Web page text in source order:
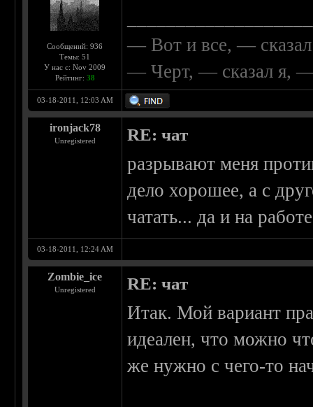
Сообщений: 936
Темы: 51
У нас с: Nov 2009
Рейтинг: 38
— Вот и все, —
— Черт, — сказал я, —
03-18-2011, 12:03 AM
ironjack78
Unregistered RE: чат
разрывают меня
дело хорошее, а с
чатать... да и на
03-18-2011, 12:24 AM
Zombie_ice
Unregistered RE: чат
Итак. Мой вариант
идеален, что можно
же нужно с чего-то